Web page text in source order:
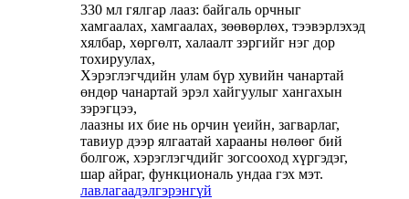
330 мл гялгар лааз: байгаль орчныг
хамгаалах, хамгаалах, зөөвөрлөх, тээвэрлэхэд
хялбар, хөргөлт, халаалт зэргийг нэг дор
тохируулах,
Хэрэглэгчдийн улам бүр хувийн чанартай
өндөр чанартай эрэл хайгуулыг хангахын
зэрэгцээ,
лаазны их бие нь орчин үеийн, загварлаг,
тавиур дээр ялгаатай харааны нөлөөг бий
болгож, хэрэглэгчдийг зогсооход хүргэдэг,
шар айраг, функциональ ундаа гэх мэт.
лавлагаадэлгэрэнгүй